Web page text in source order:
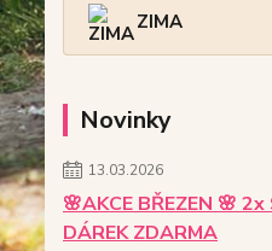
ZIMA
Novinky
13.03.2026
🌸AKCE BŘEZEN 🌸
DÁREK ZDARMA